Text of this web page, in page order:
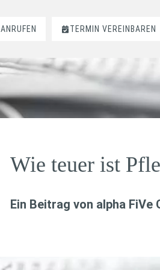
ANRUFEN TERMIN VEREINBAREN
Wie teuer ist
Ein Beitrag von alpha FiVe